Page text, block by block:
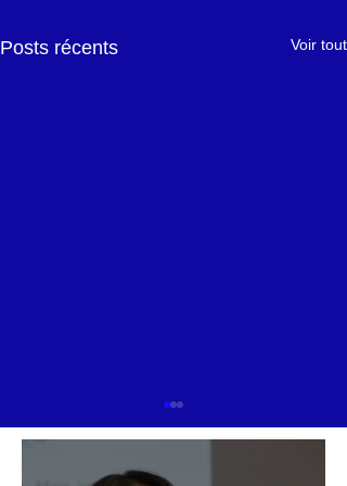
Posts récents Voir tout